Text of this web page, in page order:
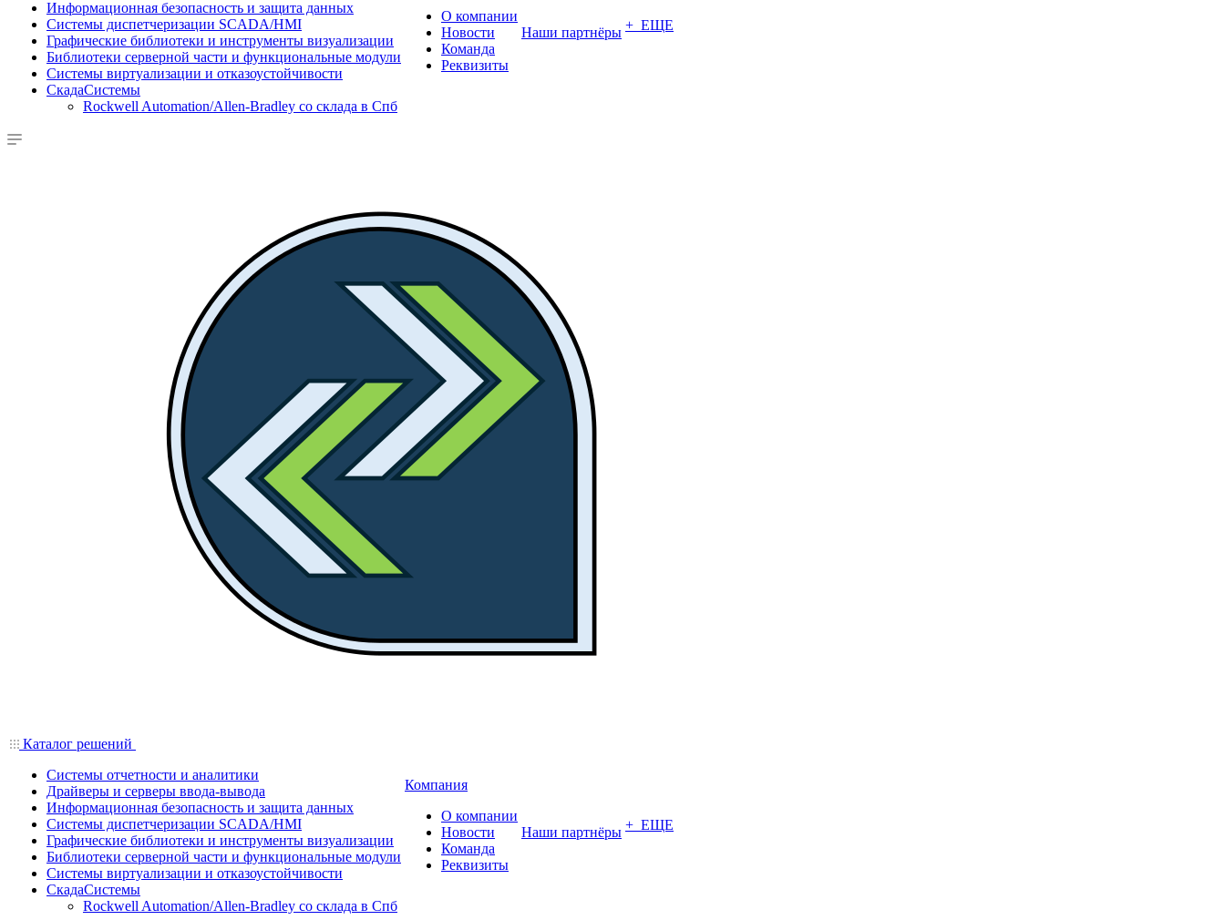
Информационная безопасность и защита данных
Системы диспетчеризации SCADA/HMI
Графические библиотеки и инструменты визуализации
Библиотеки серверной части и функциональные модули
Системы виртуализации и отказоустойчивости
СкадаСистемы
Rockwell Automation/Allen-Bradley со склада в Спб
О компании
Новости
Команда
Реквизиты
Наши партнёры + ЕЩЕ
Каталог решений
Системы отчетности и аналитики
Драйверы и серверы ввода-вывода
Информационная безопасность и защита данных
Системы диспетчеризации SCADA/HMI
Графические библиотеки и инструменты визуализации
Библиотеки серверной части и функциональные модули
Системы виртуализации и отказоустойчивости
СкадаСистемы
Rockwell Automation/Allen-Bradley со склада в Спб
Компания
О компании
Новости
Команда
Реквизиты
Наши партнёры + ЕЩЕ